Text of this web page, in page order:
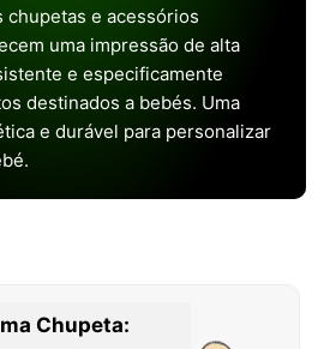
chupetas e acessórios
uma impressão de alta
e especificamente
destinados a bebés. Uma
e durável para personalizar
Chupeta: